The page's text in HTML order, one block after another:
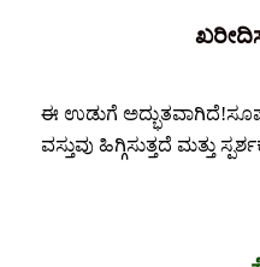
ಈ ಉಡುಗೆ
ವಸ್ತುವು ಹಿಗ್ಗಿಸುತ್ತದೆ ಮತ್ತು